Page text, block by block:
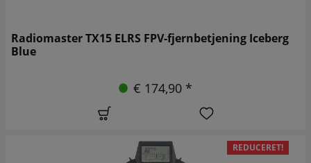
Radiomaster TX15 ELRS FPV-fjernbetjening Iceberg
Blue
€ 174,90 *
REDUCERET!